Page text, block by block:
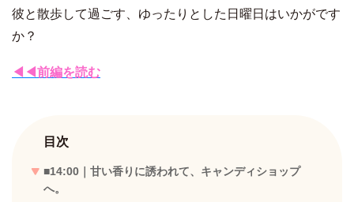
彼と散歩して過ごす、ゆったりとした日曜日はいかがです
か？
◀◀前編を読む
目次
■14:00｜甘い香りに誘われて、キャンディショップ
へ。